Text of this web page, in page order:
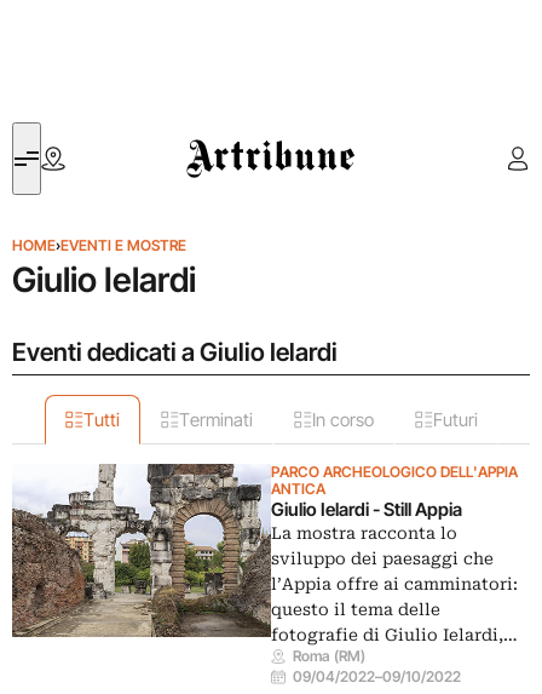
Artribune
HOME›EVENTI E MOSTRE
Giulio Ielardi
Eventi dedicati a Giulio Ielardi
Tutti Terminati In corso Futuri
PARCO ARCHEOLOGICO DELL'APPIA
ANTICA
Giulio Ielardi - Still Appia
La mostra racconta lo
sviluppo dei paesaggi che
l’Appia offre ai camminatori:
questo il tema delle
fotografie di Giulio Ielardi,…
Roma (RM)
09/04/2022–09/10/2022